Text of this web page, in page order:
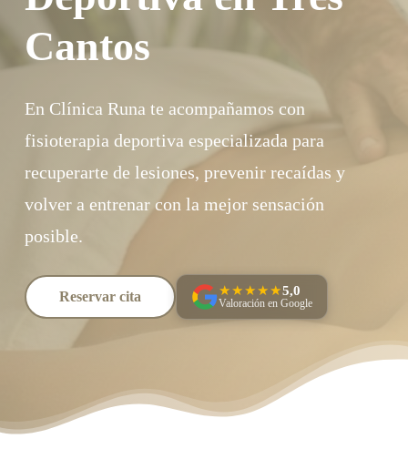
Cantos
En Clínica Runa te acompañamos con
fisioterapia deportiva especializada para
recuperarte de lesiones, prevenir recaídas y
volver a entrenar con la mejor sensación
posible.
Reservar cita ★★★★★5,0
Valoración en Google